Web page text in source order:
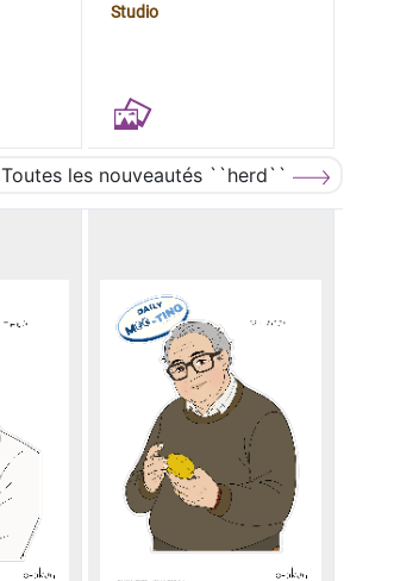
Studio
Toutes les nouveautés ``herd``